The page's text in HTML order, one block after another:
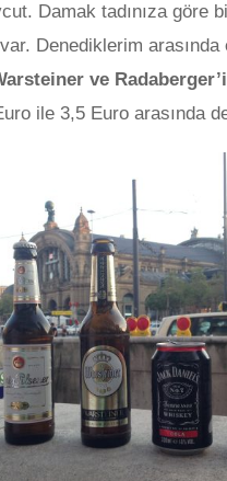
Damak tadınıza göre
Denediklerim arasında
ve
ile 3,5 Euro arasında